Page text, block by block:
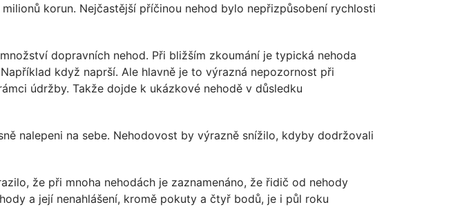
korun. Nejčastější příčinou nehod bylo nepřizpůsobení rychlosti
dopravních nehod. Při bližším zkoumání je typická nehoda
když naprší. Ale hlavně je to výrazná nepozornost při
údržby. Takže dojde k ukázkové nehodě v důsledku
nalepeni na sebe. Nehodovost by výrazně snížilo, kdyby dodržovali
že při mnoha nehodách je zaznamenáno, že řidič od nehody
a její nenahlášení, kromě pokuty a čtyř bodů, je i půl roku